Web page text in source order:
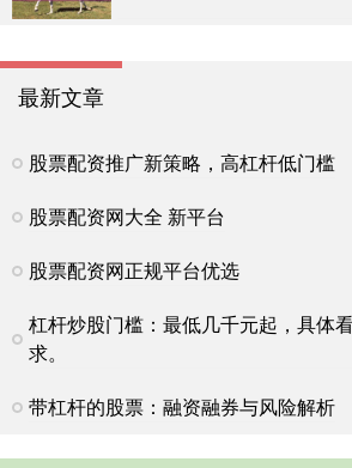
最新文章
股票配资推广新策略，高杠杆低门槛
股票配资网大全 新平台
股票配资网正规平台优选
杠杆炒股门槛：最低几千元起，具体
求。
带杠杆的股票：融资融券与风险解析